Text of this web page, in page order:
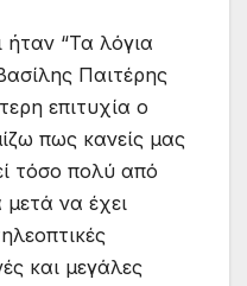
ήταν “Τα λόγια
Παιτέρης
επιτυχία ο
πως κανείς μας
τόσο πολύ από
να έχει
και μεγάλες